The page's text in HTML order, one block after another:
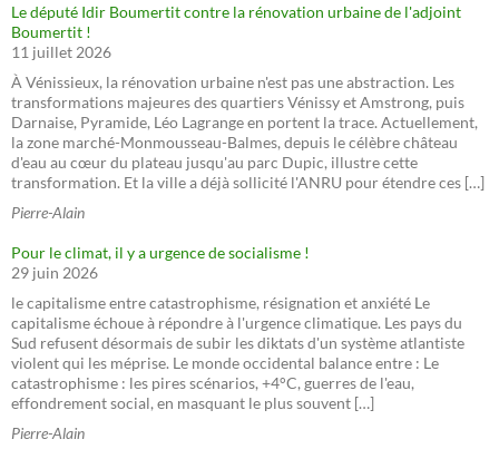
Le député Idir Boumertit contre la rénovation urbaine de l'adjoint
Boumertit !
11 juillet 2026
À Vénissieux, la rénovation urbaine n'est pas une abstraction. Les
transformations majeures des quartiers Vénissy et Amstrong, puis
Darnaise, Pyramide, Léo Lagrange en portent la trace. Actuellement,
la zone marché-Monmousseau-Balmes, depuis le célèbre château
d'eau au cœur du plateau jusqu'au parc Dupic, illustre cette
transformation. Et la ville a déjà sollicité l'ANRU pour étendre ces […]
Pierre-Alain
Pour le climat, il y a urgence de socialisme !
29 juin 2026
le capitalisme entre catastrophisme, résignation et anxiété Le
capitalisme échoue à répondre à l'urgence climatique. Les pays du
Sud refusent désormais de subir les diktats d'un système atlantiste
violent qui les méprise. Le monde occidental balance entre : Le
catastrophisme : les pires scénarios, +4°C, guerres de l'eau,
effondrement social, en masquant le plus souvent […]
Pierre-Alain